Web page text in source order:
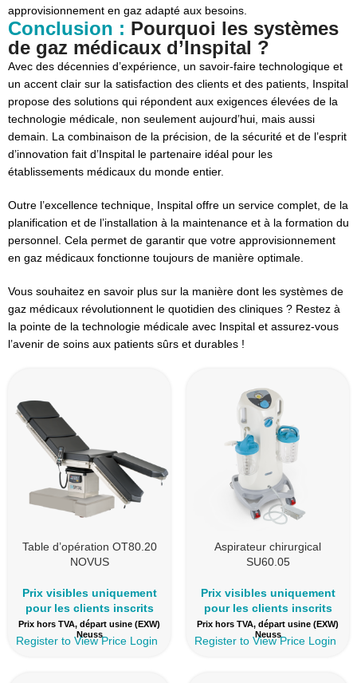
approvisionnement en gaz adapté aux besoins.
Conclusion : Pourquoi les systèmes
de gaz médicaux d’Inspital ?
Avec des décennies d’expérience, un savoir-faire technologique et
un accent clair sur la satisfaction des clients et des patients, Inspital
propose des solutions qui répondent aux exigences élevées de la
technologie médicale, non seulement aujourd’hui, mais aussi
demain. La combinaison de la précision, de la sécurité et de l’esprit
d’innovation fait d’Inspital le partenaire idéal pour les
établissements médicaux du monde entier.
Outre l’excellence technique, Inspital offre un service complet, de la
planification et de l’installation à la maintenance et à la formation du
personnel. Cela permet de garantir que votre approvisionnement
en gaz médicaux fonctionne toujours de manière optimale.
Vous souhaitez en savoir plus sur la manière dont les systèmes de
gaz médicaux révolutionnent le quotidien des cliniques ? Restez à
la pointe de la technologie médicale avec Inspital et assurez-vous
l’avenir de soins aux patients sûrs et durables !
Table d’opération OT80.20
NOVUS
Prix visibles uniquement
pour les clients inscrits
Prix hors TVA, départ usine (EXW)
Neuss
Register to View Price Login
Aspirateur chirurgical
SU60.05
Prix visibles uniquement
pour les clients inscrits
Prix hors TVA, départ usine (EXW)
Neuss
Register to View Price Login